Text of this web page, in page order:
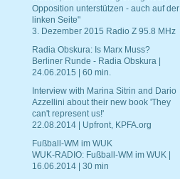
Opposition unterstützen - auch auf der
linken Seite"
3. Dezember 2015 Radio Z 95.8 MHz
Radia Obskura: Is Marx Muss?
Berliner Runde - Radia Obskura |
24.06.2015 | 60 min.
Interview with Marina Sitrin and Dario
Azzellini about their new book 'They
can't represent us!'
22.08.2014 | Upfront, KPFA.org
Fußball-WM im WUK
WUK-RADIO: Fußball-WM im WUK |
16.06.2014 | 30 min